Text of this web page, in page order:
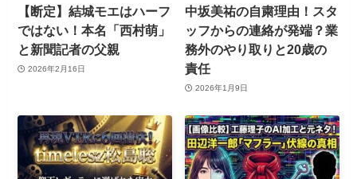
【断定】結城モエはハーフ
ではない！本名「西村萌」
と新聞記者の父親
2026年2月16日
中坂美祐の自粛理由！スタ
ッフからの連絡が発端？業
務外のやり取りと20歳の
責任
2026年1月9日